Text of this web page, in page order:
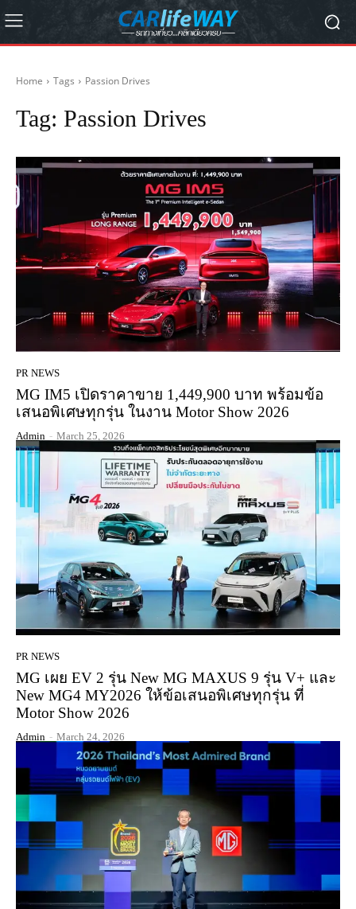
Home Tags Passion Drives
Tag: Passion Drives
PR NEWS
MG IM5 เปิดราคาขาย 1,449,900 บาท พร้อมข้อ
เสนอพิเศษทุกรุ่น ในงาน Motor Show 2026
Admin - March 25, 2026
PR NEWS
MG เผย EV 2 รุ่น New MG MAXUS 9 รุ่น V+ และ
New MG4 MY2026 ให้ข้อเสนอพิเศษทุกรุ่น ที่
Motor Show 2026
Admin - March 24, 2026